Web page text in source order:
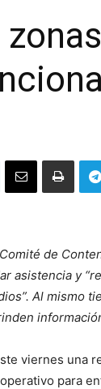
de
asistencia y
Al mismo
viernes una
para